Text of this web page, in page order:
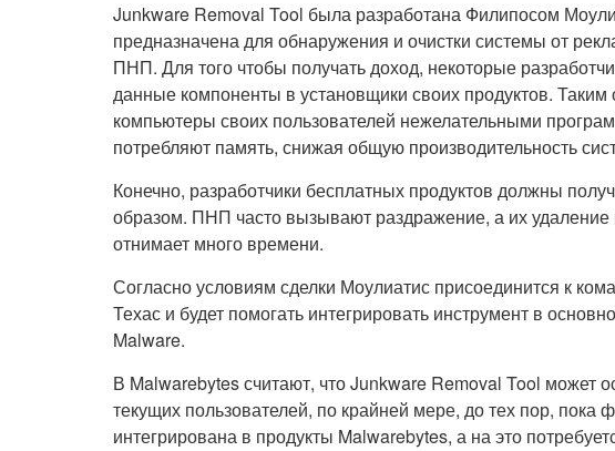
Junkware Removal Tool была разработана Филипосом
предназначена для обнаружения и очистки системы от
ПНП. Для того чтобы получать доход, некоторые
данные компоненты в установщики своих продуктов.
компьютеры своих пользователей нежелательными
потребляют память, снижая общую производительность
Конечно, разработчики бесплатных продуктов должны
образом. ПНП часто вызывают раздражение, а их удаление
отнимает много времени.
Согласно условиям сделки Моулиатис присоединится к
Техас и будет помогать интегрировать инструмент в
Malware.
В Malwarebytes считают, что Junkware Removal Tool может
текущих пользователей, по крайней мере, до тех пор, пока
интегрирована в продукты Malwarebytes, а на это